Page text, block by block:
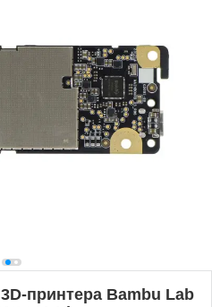
принтера Bambu Lab